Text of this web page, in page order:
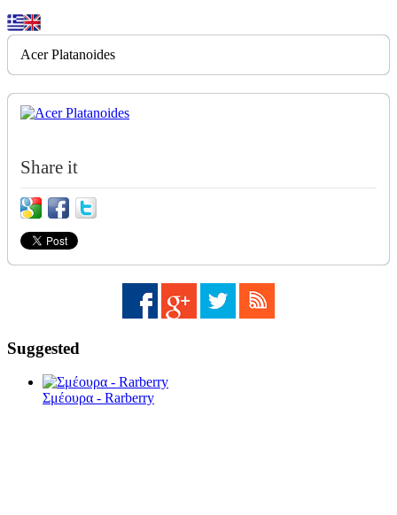
Acer Platanoides
Share it
Suggested
Σμέουρα - Rarberry